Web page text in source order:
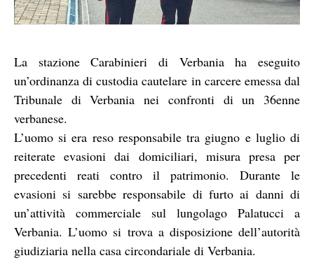
La stazione Carabinieri di Verbania ha eseguito
un’ordinanza di custodia cautelare in carcere emessa dal
Tribunale di Verbania nei confronti di un 36enne
verbanese.
L’uomo si era reso responsabile tra giugno e luglio di
reiterate evasioni dai domiciliari, misura presa per
precedenti reati contro il patrimonio. Durante le
evasioni si sarebbe responsabile di furto ai danni di
un’attività commerciale sul lungolago Palatucci a
Verbania. L’uomo si trova a disposizione dell’autorità
giudiziaria nella casa circondariale di Verbania.